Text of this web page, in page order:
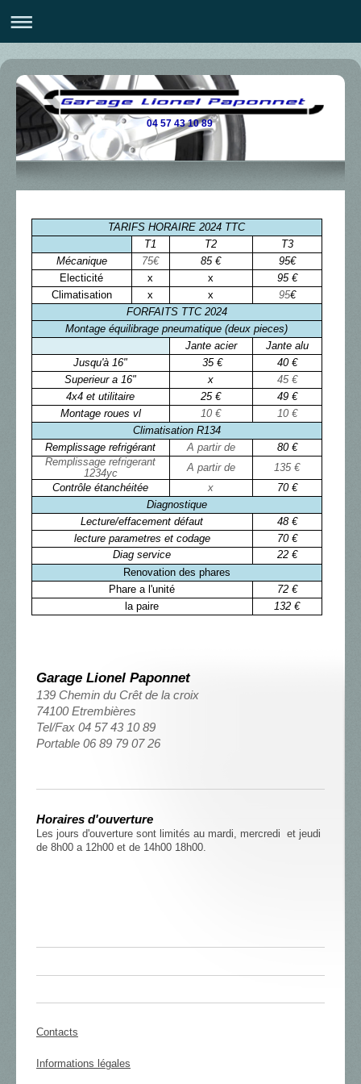
04 57 43 10 89
TARIFS HORAIRE 2024 TTC
T1
T2
T3
Mécanique
75€ 85 €
95€
Electicité
x x
95 €
Climatisation
x x 95€
FORFAITS TTC 2024
Montage équilibrage pneumatique (deux pieces)
Jante acier
Jante alu
Jusqu'à 16"
35 €
40 €
Superieur a 16"
x
45 €
4x4 et utilitaire
25 €
49 €
Montage roues vl
10 €
10 €
Climatisation R134
Remplissage refrigérant
A partir de
80 €
Remplissage refrigerant
1234yc
A partir de
135 €
Contrôle étanchéitée
x
70 €
Diagnostique
Lecture/effacement défaut
48 €
lecture parametres et codage
70 €
Diag service
22 €
Renovation des phares
Phare a l'unité
72 €
la paire
132 €
Garage Lionel Paponnet
139 Chemin du Crêt de la croix
74100 Etrembières
Tel/Fax 04 57 43 10 89
Portable 06 89 79 07 26
Horaires d'ouverture
Les jours d'ouverture sont limités au mardi, mercredi et jeudi
de 8h00 a 12h00 et de 14h00 18h00.
Contacts
Informations légales